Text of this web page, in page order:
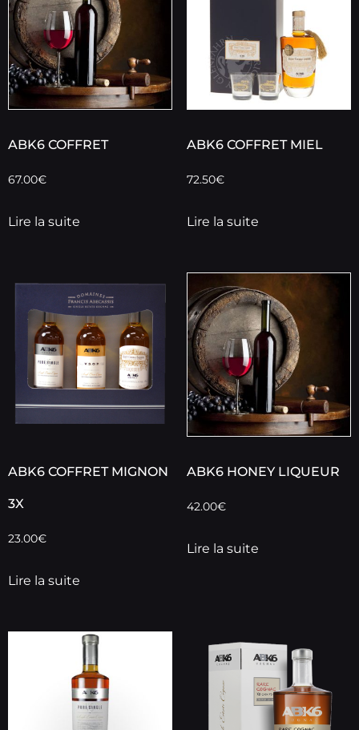
ABK6 COFFRET
67.00€
Lire la suite
ABK6 COFFRET MIEL
72.50€
Lire la suite
ABK6 COFFRET MIGNON
3X
23.00€
Lire la suite
ABK6 HONEY LIQUEUR
42.00€
Lire la suite